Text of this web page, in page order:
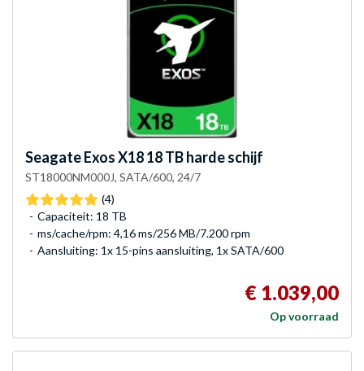
SeagateExos X18 18 TB harde schijf
ST18000NM000J, SATA/600, 24/7
(4)
Capaciteit: 18 TB
ms/cache/rpm: 4,16 ms/256 MB/7.200 rpm
Aansluiting: 1x 15-pins aansluiting, 1x SATA/600
€ 1.039,00
Op voorraad